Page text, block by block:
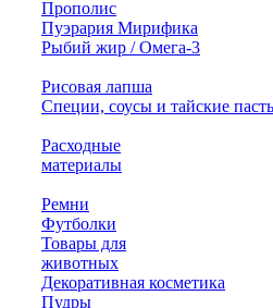
Прополис
Пуэрария Мирифика
Рыбий жир / Омега-3
Рисовая лапша
Специи, соусы и тайские
Расходные
материалы
Ремни
Футболки
Товары для
животных
Декоративная косметика
Пудры